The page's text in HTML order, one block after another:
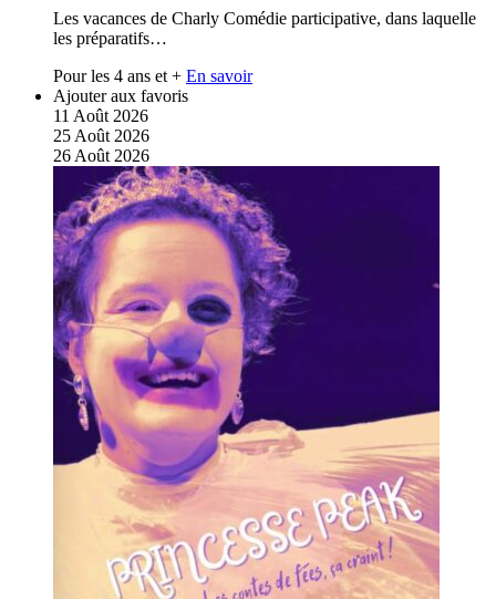
Les vacances de Charly Comédie participative, dans laquelle
les préparatifs…
Pour les 4 ans et + En savoir
Ajouter aux favoris
11 Août 2026
25 Août 2026
26 Août 2026